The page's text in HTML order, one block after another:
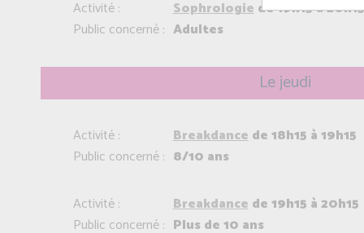
Activité : Sophrologie de 19h15 à 20h15
Public concerné : Adultes
Le jeudi
Activité : Breakdance de 18h15 à 19h15
Public concerné : 8/10 ans
Activité : Breakdance de 19h15 à 20h15
Public concerné : Plus de 10 ans